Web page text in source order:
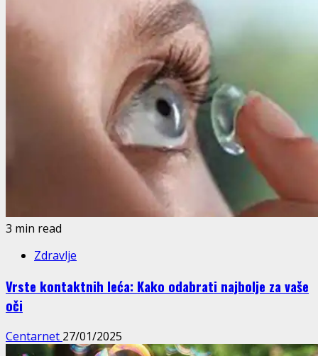
3 min read
Zdravlje
Vrste kontaktnih leća: Kako odabrati najbolje za vaše
oči
Centarnet 27/01/2025